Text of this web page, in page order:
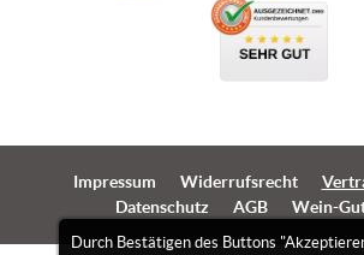
Durch Bestätigen des Buttons
Impressum Widerrufsrecht
Datenschutz
AGB Wein-